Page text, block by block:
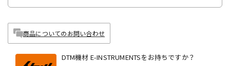
商品についてのお問い合わせ
DTM機材 E-INSTRUMENTSをお持ちですか？